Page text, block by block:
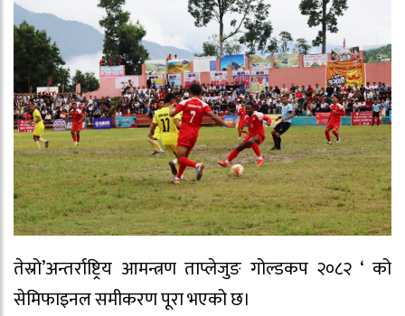
तेस्रो’अन्तर्राष्ट्रिय आमन्त्रण ताप्लेजुङ गोल्डकप २०८२ ‘ को
सेमिफाइनल समीकरण पूरा भएको छ।